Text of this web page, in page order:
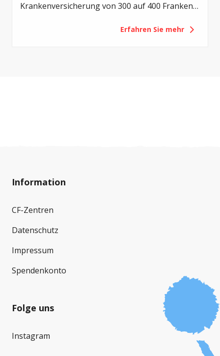
Krankenversicherung von 300 auf 400 Franken
Eigenverantwortung der Versicherten gestärkt
Erfahren Sie mehr
Information
CF-Zentren
Datenschutz
Impressum
Spendenkonto
Folge uns
Instagram